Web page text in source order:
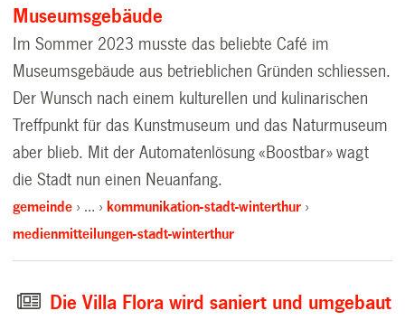
Museumsgebäude
Im Sommer 2023 musste das beliebte Café im
Museumsgebäude aus betrieblichen Gründen schliessen.
Der Wunsch nach einem kulturellen und kulinarischen
Treffpunkt für das Kunstmuseum und das Naturmuseum
aber blieb. Mit der Automatenlösung «Boostbar» wagt
die Stadt nun einen Neuanfang.
gemeinde …
kommunikation-stadt-winterthur
medienmitteilungen-stadt-winterthur
Die Villa Flora wird saniert und umgebaut